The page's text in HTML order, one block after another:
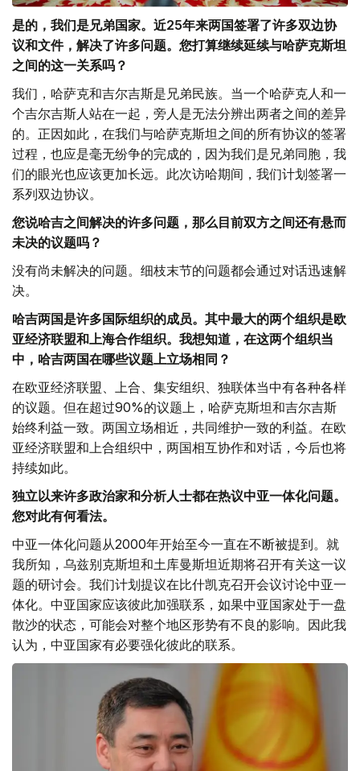
是的，我们是兄弟国家。近25年来两国签署了许多双边协
议和文件，解决了许多问题。您打算继续延续与哈萨克斯坦
之间的这一关系吗？
我们，哈萨克和吉尔吉斯是兄弟民族。当一个哈萨克人和一
个吉尔吉斯人站在一起，旁人是无法分辨出两者之间的差异
的。正因如此，在我们与哈萨克斯坦之间的所有协议的签署
过程，也应是毫无纷争的完成的，因为我们是兄弟同胞，我
们的眼光也应该更加长远。此次访哈期间，我们计划签署一
系列双边协议。
您说哈吉之间解决的许多问题，那么目前双方之间还有悬而
未决的议题吗？
没有尚未解决的问题。细枝末节的问题都会通过对话迅速解
决。
哈吉两国是许多国际组织的成员。其中最大的两个组织是欧
亚经济联盟和上海合作组织。我想知道，在这两个组织当
中，哈吉两国在哪些议题上立场相同？
在欧亚经济联盟、上合、集安组织、独联体当中有各种各样
的议题。但在超过90%的议题上，哈萨克斯坦和吉尔吉斯
始终利益一致。两国立场相近，共同维护一致的利益。在欧
亚经济联盟和上合组织中，两国相互协作和对话，今后也将
持续如此。
独立以来许多政治家和分析人士都在热议中亚一体化问题。
您对此有何看法。
中亚一体化问题从2000年开始至今一直在不断被提到。就
我所知，乌兹别克斯坦和土库曼斯坦近期将召开有关这一议
题的研讨会。我们计划提议在比什凯克召开会议讨论中亚一
体化。中亚国家应该彼此加强联系，如果中亚国家处于一盘
散沙的状态，可能会对整个地区形势有不良的影响。因此我
认为，中亚国家有必要强化彼此的联系。